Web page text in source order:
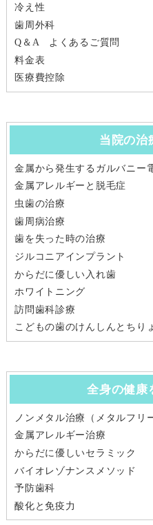
冷え性
歯周外科
Q＆A よくあるご質問
料金表
医療費控除
当院の治
金属から発生するガルバニー
金属アレルギーと脱毛症
虫歯の治療
歯周病治療
歯を失った時の治療
ジルコニアインプラント
からだに優しい入れ歯
ホワイトニング
訪問歯科診療
こどもの歯のけんしんとちり
全身の健康
ノンメタル治療（メタルフリ
金属アレルギー治療
からだに優しいセラミック
バイオレゾナンスメソッド
予防歯科
酸化と免疫力